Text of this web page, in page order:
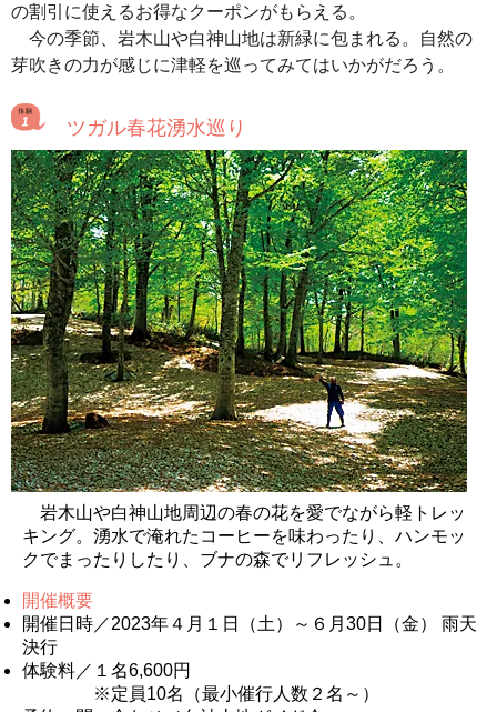
の割引に使えるお得なクーポンがもらえる。
今の季節、岩木山や白神山地は新緑に包まれる。自然の
芽吹きの力が感じに津軽を巡ってみてはいかがだろう。
ツガル春花湧水巡り
岩木山や白神山地周辺の春の花を愛でながら軽トレッ
キング。湧水で淹れたコーヒーを味わったり、ハンモッ
クでまったりしたり、ブナの森でリフレッシュ。
開催概要
開催日時／2023年４月１日（土）～６月30日（金） 雨天
決行
体験料／１名6,600円
※定員10名（最小催行人数２名～）